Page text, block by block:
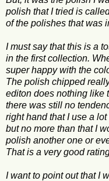
polish that I tried is
of the polishes that was
I must say that this is a
in the first collection.
super happy with the
The polish chipped
editon does nothing like
there was still no
right hand that I use a
but no more than that I
polish another one or
That is a very good
I want to point out that I